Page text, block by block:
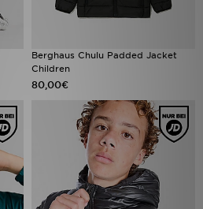
Berghaus Chulu Padded Jacket
Children
80,00€